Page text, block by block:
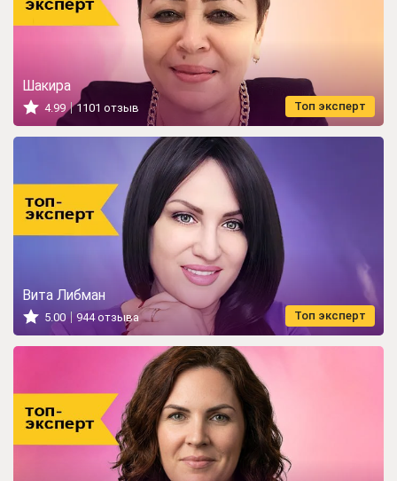
Топ эксперт
Шакира
4.99 1101 отзыв
Топ эксперт
Вита Либман
5.00 944 отзыва